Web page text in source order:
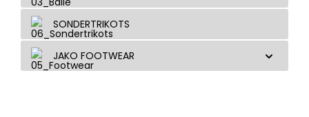
SONDERTRIKOTS
JAKO FOOTWEAR